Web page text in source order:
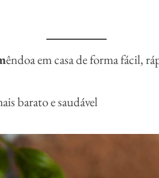
êndoa em casa de forma fácil,
barato e saudável